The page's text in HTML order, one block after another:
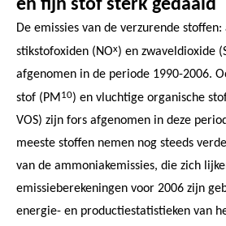
en fijn stof sterk gedaald
De emissies van de verzurende
stikstofoxiden (NOx) en zwaveldioxide
afgenomen in de periode 1990-2006.
stof (PM 10) en vluchtige organische
VOS) zijn fors afgenomen in deze
meeste stoffen nemen nog steeds
van de ammoniakemissies, die zich
emissieberekeningen voor 2006 zijn
energie- en productiestatistieken van